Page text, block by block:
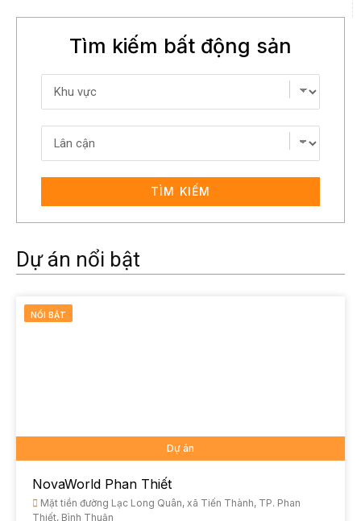
Tìm kiếm bất động sản
TÌM KIẾM
Dự án nổi bật
NỔI BẬT
Dự án
NovaWorld Phan Thiết
Mặt tiền đường Lạc Long Quân, xã Tiến Thành, TP. Phan
Thiết, Bình Thuận